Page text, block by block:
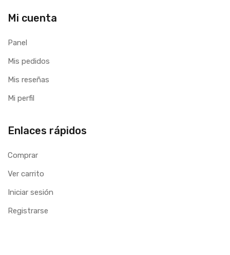
Mi cuenta
Panel
Mis pedidos
Mis reseñas
Mi perfil
Enlaces rápidos
Comprar
Ver carrito
Iniciar sesión
Registrarse